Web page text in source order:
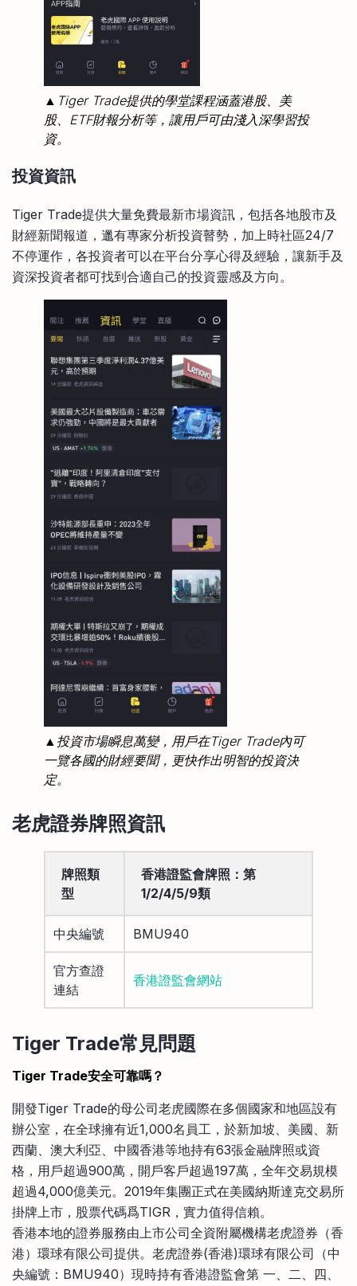
▲Tiger Trade提供的學堂課程涵蓋港股、美
股、ETF財報分析等，讓用戶可由淺入深學習投
資。
投資資訊
Tiger Trade提供大量免費最新市場資訊，包括各地股市及
財經新聞報道，邋有專家分析投資瞽勢，加上時社區24/7
不停運作，各投資者可以在平台分享心得及經驗，讓新手及
資深投資者都可找到合適自己的投資靈感及方向。
▲投資市場瞬息萬變，用戶在Tiger Trade內可
一覽各國的財經要聞，更快作出明智的投資決
定。
老虎證券牌照資訊
牌照類
型
香港證監會牌照：第
1/2/4/5/9類
中央編號 BMU940
官方查證
連結
香港證監會網站
Tiger Trade常見問題
Tiger Trade安全可靠嗎？
開發Tiger Trade的母公司老虎國際在多個國家和地區設有
辦公室，在全球擁有近1,000名員工，於新加坡、美國、新
西蘭、澳大利亞、中國香港等地持有63張金融牌照或資
格，用戶超過900萬，開戶客戶超過197萬，全年交易規模
超過4,000億美元。2019年集團正式在美國納斯達克交易所
掛牌上市，股票代碼爲TIGR，實力值得信賴。
香港本地的證券服務由上市公司全資附屬機構老虎證券（香
港）環球有限公司提供。老虎證券(香港)環球有限公司（中
央編號：BMU940）現時持有香港證監會第 一、二、四、